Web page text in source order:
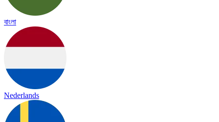
বাংলা
Nederlands